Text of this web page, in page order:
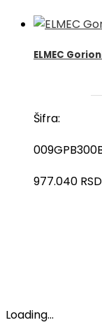
ELMEC
Šifra:
977.040 RSD
Loading...